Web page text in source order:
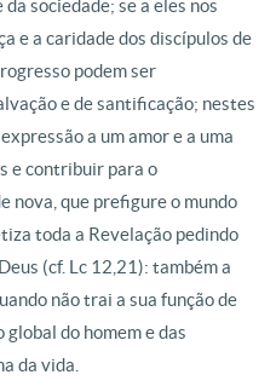
sociedade; se a eles nos
e a caridade dos discípulos de
podem ser
e de santificação; nestes
a um amor e a uma
e contribuir para o
nova, que prefigure o mundo
toda a Revelação pedindo
(cf. Lc 12,21): também a
não trai a sua função de
do homem e das
da vida.